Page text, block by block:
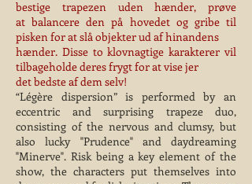
bestige trapezen uden hænder, prøve
at balancere den på hovedet og gribe til
pisken for at slå objekter ud af hinandens
hænder. Disse to klovnagtige karakterer vil
tilbageholde deres frygt for at vise jer
det bedste af dem selv!
“Légère dispersion” is performed by an
eccentric and surprising trapeze duo,
consisting of the nervous and clumsy, but
also lucky "Prudence" and daydreaming
"Minerve". Risk being a key element of the
show, the characters put themselves into